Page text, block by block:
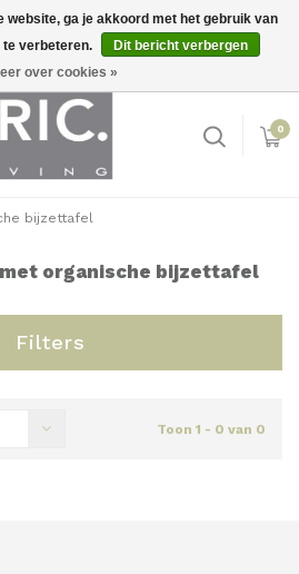
Inloggen
0
bijzettafel
organische bijzettafel
Filters
Toon 1 - 0 van 0
website, ga je akkoord met het gebruik van
te verbeteren.
Dit bericht verbergen
over cookies »